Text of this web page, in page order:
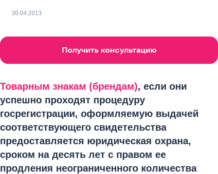
30.04.2013
Получить консультацию
Товарным знакам (брендам), если они
успешно проходят процедуру
госрегистрации, оформляемую выдачей
соответствующего свидетельства
предоставляется юридическая охрана,
сроком на десять лет с правом ее
продления неограниченного количества